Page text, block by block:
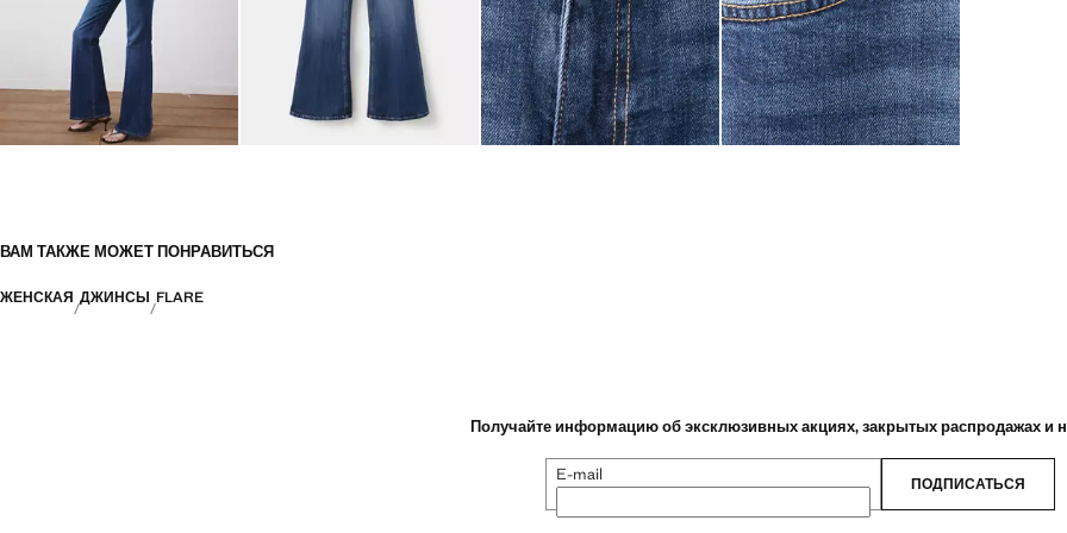
ВАМ ТАКЖЕ МОЖЕТ ПОНРАВИТЬСЯ
ЖЕНСКАЯ ДЖИНСЫ FLARE
Получайте информацию об эксклюзивных акциях, закрытых распродажах и
E-mail ПОДПИСАТЬСЯ